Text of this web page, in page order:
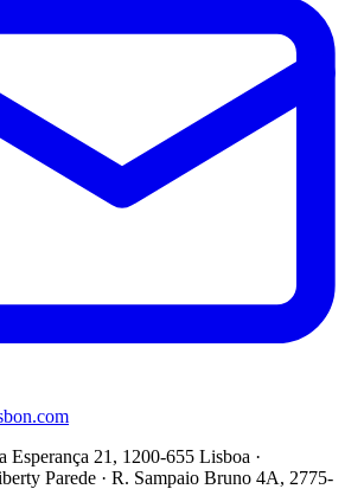
Esperança 21, 1200-655 Lisboa ·
Parede · R. Sampaio Bruno 4A, 2775-